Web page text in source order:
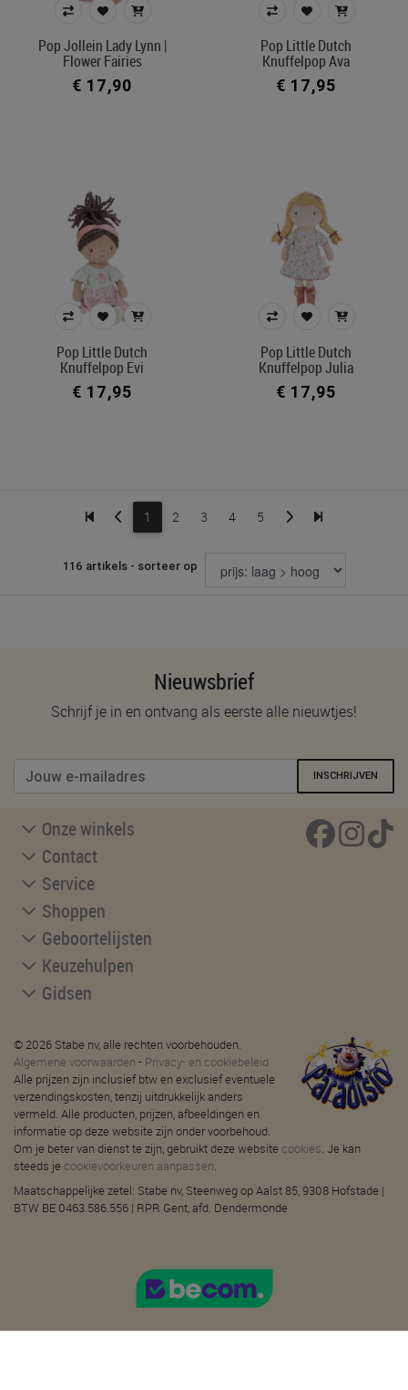
Pop Jollein Lady Lynn |
Flower Fairies
€ 17,90
Pop Little Dutch
Knuffelpop Ava
€ 17,95
Pop Little Dutch
Knuffelpop Evi
€ 17,95
Pop Little Dutch
Knuffelpop Julia
€ 17,95
1 2 3 4 5
116 artikels - sorteer op
Nieuwsbrief
Schrijf je in en ontvang als eerste alle nieuwtjes!
INSCHRIJVEN
Onze winkels
Contact
Service
Shoppen
Geboortelijsten
Keuzehulpen
Gidsen
© 2026 Stabe nv, alle rechten voorbehouden.
Algemene voorwaarden - Privacy- en cookiebeleid
Alle prijzen zijn inclusief btw en exclusief eventuele
verzendingskosten, tenzij uitdrukkelijk anders
vermeld. Alle producten, prijzen, afbeeldingen en
informatie op deze website zijn onder voorbehoud.
Om je beter van dienst te zijn, gebruikt deze website cookies. Je kan
steeds je cookievoorkeuren aanpassen.
Maatschappelijke zetel: Stabe nv, Steenweg op Aalst 85, 9308 Hofstade |
BTW BE 0463.586.556 | RPR Gent, afd. Dendermonde